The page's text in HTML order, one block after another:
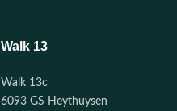
Walk 13
Walk 13c
6093 GS Heythuysen